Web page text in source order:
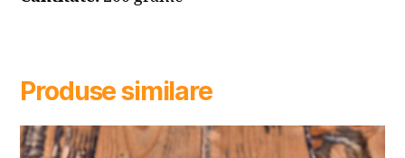
Produse similare